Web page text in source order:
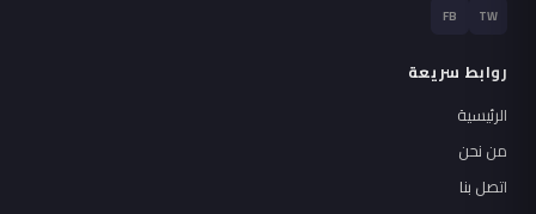
TW
FB
روابط سريعة
الرئيسية
من نحن
اتصل بنا